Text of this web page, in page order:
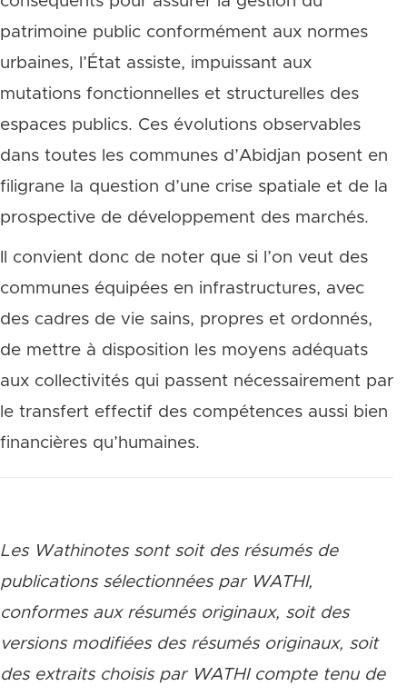
patrimoine public conformément aux normes
urbaines, l’État assiste, impuissant aux
mutations fonctionnelles et structurelles des
espaces publics. Ces évolutions observables
dans toutes les communes d’Abidjan posent en
filigrane la question d’une crise spatiale et de la
prospective de développement des marchés.
Il convient donc de noter que si l’on veut des
communes équipées en infrastructures, avec
des cadres de vie sains, propres et ordonnés,
de mettre à disposition les moyens adéquats
aux collectivités qui passent nécessairement par
le transfert effectif des compétences aussi bien
financières qu’humaines.
Les Wathinotes sont soit des résumés de
publications sélectionnées par WATHI,
conformes aux résumés originaux, soit des
versions modifiées des résumés originaux, soit
des extraits choisis par WATHI compte tenu de